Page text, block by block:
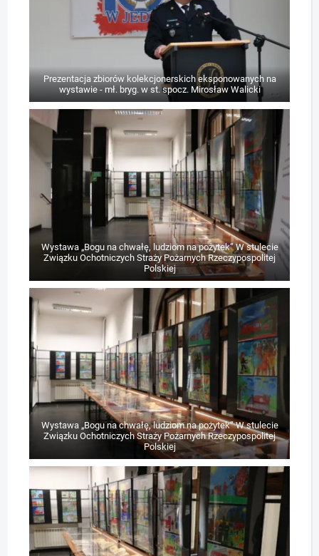
Prezentacja zbiorów kolekcjonerskich eksponowanych na
wystawie - mł. bryg. w st. spocz. Mirosław Walicki
Wystawa „Bogu na chwałę, ludziom na pożytek” W stulecie
Związku Ochotniczych Straży Pożarnych Rzeczypospolitej
Polskiej
Wystawa „Bogu na chwałę, ludziom na pożytek” W stulecie
Związku Ochotniczych Straży Pożarnych Rzeczypospolitej
Polskiej